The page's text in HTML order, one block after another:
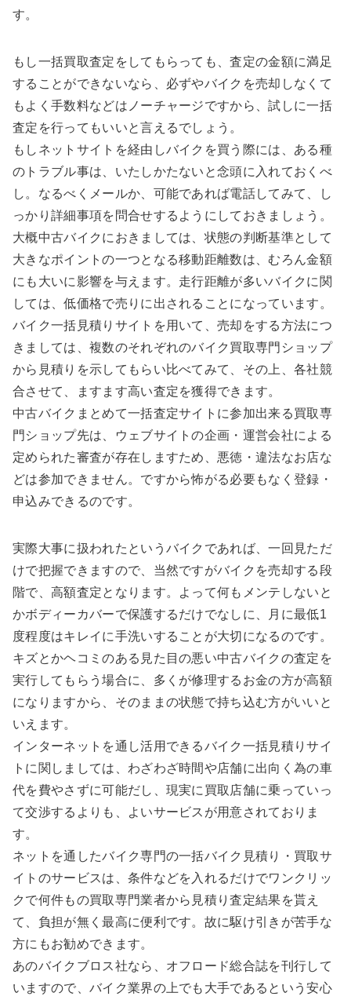
す。
もし一括買取査定をしてもらっても、査定の金額に満足
することができないなら、必ずやバイクを売却しなくて
もよく手数料などはノーチャージですから、試しに一括
査定を行ってもいいと言えるでしょう。
もしネットサイトを経由しバイクを買う際には、ある種
のトラブル事は、いたしかたないと念頭に入れておくべ
し。なるべくメールか、可能であれば電話してみて、し
っかり詳細事項を問合せするようにしておきましょう。
大概中古バイクにおきましては、状態の判断基準として
大きなポイントの一つとなる移動距離数は、むろん金額
にも大いに影響を与えます。走行距離が多いバイクに関
しては、低価格で売りに出されることになっています。
バイク一括見積りサイトを用いて、売却をする方法につ
きましては、複数のそれぞれのバイク買取専門ショップ
から見積りを示してもらい比べてみて、その上、各社競
合させて、ますます高い査定を獲得できます。
中古バイクまとめて一括査定サイトに参加出来る買取専
門ショップ先は、ウェブサイトの企画・運営会社による
定められた審査が存在しますため、悪徳・違法なお店な
どは参加できません。ですから怖がる必要もなく登録・
申込みできるのです。
実際大事に扱われたというバイクであれば、一回見ただ
けで把握できますので、当然ですがバイクを売却する段
階で、高額査定となります。よって何もメンテしないと
かボディーカバーで保護するだけでなしに、月に最低1
度程度はキレイに手洗いすることが大切になるのです。
キズとかヘコミのある見た目の悪い中古バイクの査定を
実行してもらう場合に、多くが修理するお金の方が高額
になりますから、そのままの状態で持ち込む方がいいと
いえます。
インターネットを通し活用できるバイク一括見積りサイ
トに関しましては、わざわざ時間や店舗に出向く為の車
代を費やさずに可能だし、現実に買取店舗に乗っていっ
て交渉するよりも、よいサービスが用意されておりま
す。
ネットを通したバイク専門の一括バイク見積り・買取サ
イトのサービスは、条件などを入れるだけでワンクリッ
クで何件もの買取専門業者から見積り査定結果を貰え
て、負担が無く最高に便利です。故に駆け引きが苦手な
方にもお勧めできます。
あのバイクブロス社なら、オフロード総合誌を刊行して
いますので、バイク業界の上でも大手であるという安心